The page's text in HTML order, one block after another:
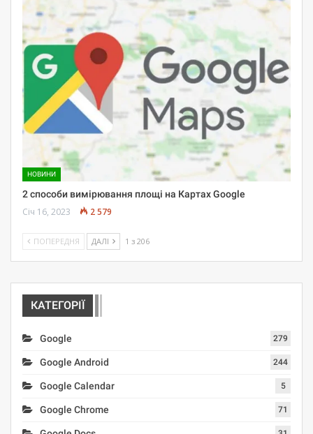
НОВИНИ
2 способи вимірювання площі на Картах Google
Січ 16, 2023 2 579
ПОПЕРЕДНЯ ДАЛІ 1 з 206
КАТЕГОРІЇ
Google 279
Google Android 244
Google Calendar 5
Google Chrome 71